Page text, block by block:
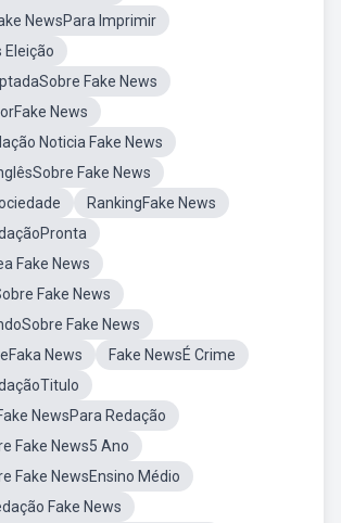
NewsPara Imprimir
Eleição
Fake News
News
Noticia Fake News
Fake News
RankingFake News
Fake News
Fake News
Fake News
News
Fake NewsÉ Crime
NewsPara Redação
Fake News5 Ano
Fake NewsEnsino Médio
Fake News